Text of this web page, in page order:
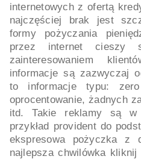
internetowych z ofertą
najczęściej brak jest
formy pożyczania
przez internet cieszy
zainteresowaniem
informacje są zazwyczaj
to informacje typu:
oprocentowanie, żadnych
itd. Takie reklamy są
przykład provident do
ekspresowa pożyczka z
najlepsza chwilówka kliknij